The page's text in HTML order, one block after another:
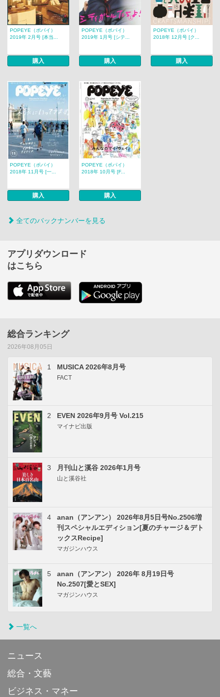
POPEYE（ポパイ）
2019年 2月号 [本当...
購入
POPEYE（ポパイ）
2019年 1月号 [シテ...
購入
POPEYE（ポパイ）
2018年 12月号 [ク...
購入
POPEYE（ポパイ）
2018年 11月号 [一...
購入
POPEYE（ポパイ）
2018年 10月号 [F...
購入
全てのバックナンバーを見る
アプリダウンロード
はこちら
総合ランキング
2026年08月05日
1 MUSICA 2026年8月号
FACT
2 EVEN 2026年9月号 Vol.215
マイナビ出版
3 月刊山と溪谷 2026年1月号
山と溪谷社
4
anan（アンアン） 2026年8月5日号No.2506増
刊スペシャルエディション[夏のチャージ＆デト
ックスRecipe]
マガジンハウス
5
anan（アンアン） 2026年 8月19日号
No.2507[愛とSEX]
マガジンハウス
一覧へ
ニュース
総合・文藝
ビジネス・マネー